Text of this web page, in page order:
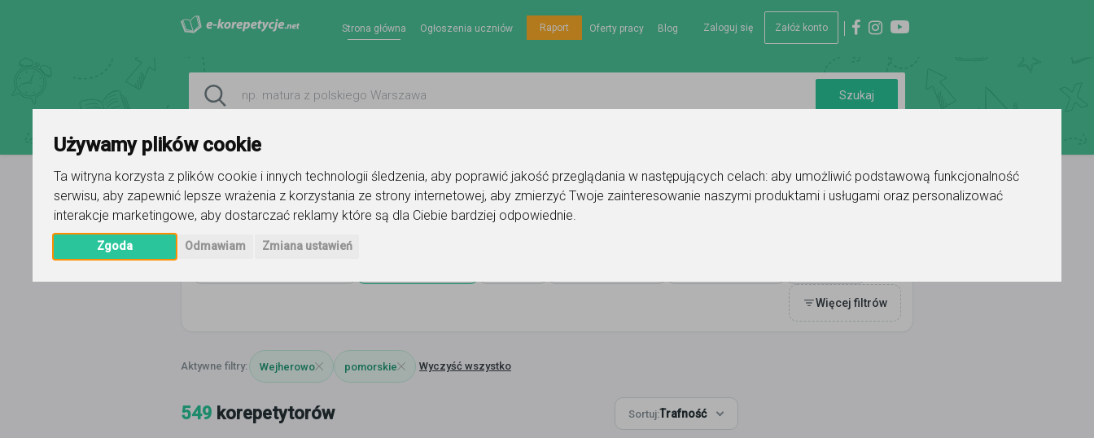
Używamy plików cookie
Ta witryna korzysta z plików cookie i innych technologii śledzenia, aby poprawić jakość przeglądania w następujących celach: aby umożliwić podstawową funkcjonalność
serwisu, aby zapewnić lepsze wrażenia z korzystania ze strony internetowej, aby zmierzyć Twoje zainteresowanie naszymi produktami i usługami oraz personalizować
interakcje marketingowe, aby dostarczać reklamy które są dla Ciebie bardziej odpowiednie.
Zgoda Odmawiam Zmiana ustawień
Zaloguj się Załóż konto
Strona główna Ogłoszenia uczniów Raport Oferty pracy Blog
Strona główna pomorskie Wejherowo
Więcej filtrów
Wejherowo pomorskie Wyczyść wszystko
549 korepetytorów Sortuj:Trafność